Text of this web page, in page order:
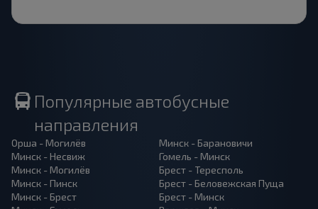
Популярные автобусные
направления
Орша - Могилёв
Минск - Несвиж
Минск - Могилёв
Минск - Пинск
Минск - Брест
Минск - Барановичи
Гомель - Минск
Брест - Тересполь
Брест - Беловежская Пуща
Брест - Минск